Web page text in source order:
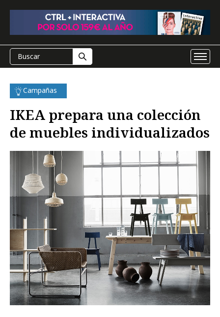
Campañas
IKEA prepara una colección
de muebles individualizados